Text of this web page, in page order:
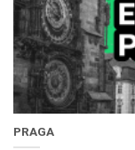
PRAGA